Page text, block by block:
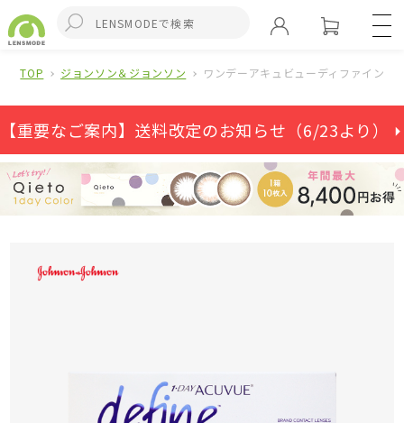
TOP ジョンソン＆ジョンソン ワンデーアキュビューディファイン
【重要なご案内】送料改定のお知らせ（6/23より） ⏵